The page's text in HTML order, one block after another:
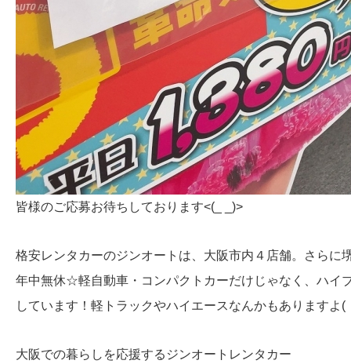
皆様のご応募お待ちしております<(_ _)>
格安レンタカーのジンオートは、大阪市内４店舗。さらに
年中無休☆軽自動車・コンパクトカーだけじゃなく、ハイ
しています！軽トラックやハイエースなんかもありますよ(
大阪での暮らしを応援するジンオートレンタカー